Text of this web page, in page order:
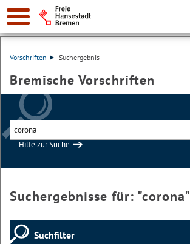
Vorschriften Suchergebnis
Bremische Vorschriften
Hilfe zur Suche
Suchergebnisse für: "corona"
Suchfilter